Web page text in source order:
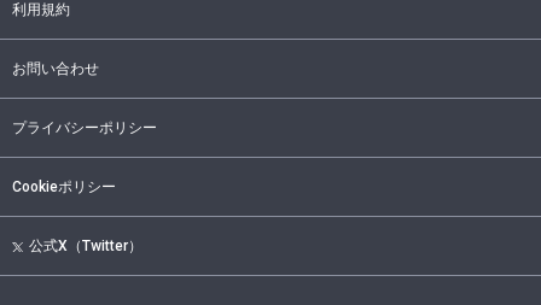
利用規約
お問い合わせ
プライバシーポリシー
Cookieポリシー
公式X（Twitter）